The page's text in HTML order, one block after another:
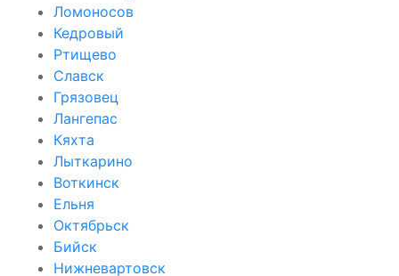
Ломоносов
Кедровый
Ртищево
Славск
Грязовец
Лангепас
Кяхта
Лыткарино
Воткинск
Ельня
Октябрьск
Бийск
Нижневартовск